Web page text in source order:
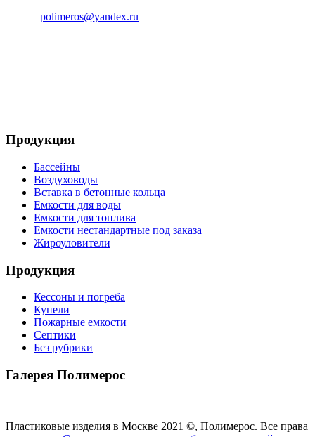
polimeros@yandex.ru
Продукция
Бассейны
Воздуховоды
Вставка в бетонные кольца
Емкости для воды
Емкости для топлива
Емкости нестандартные под заказа
Жироуловители
Продукция
Кессоны и погреба
Купели
Пожарные емкости
Септики
Без рубрики
Галерея Полимерос
Пластиковые изделия в Москве 2021 ©, Полимерос. Все права